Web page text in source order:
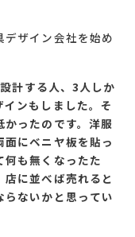
ザイン会社を始め
計する人、3人しか
ンもしました。そ
ったのです。洋服
にベニヤ板を貼っ
何も無くなったた
に並べば売れると
ないかと思ってい